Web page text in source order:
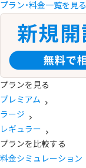
プラン・料金一覧を見る
プランを見る
プレミアム
ラージ
レギュラー
プランを比較する
料金シミュレーション